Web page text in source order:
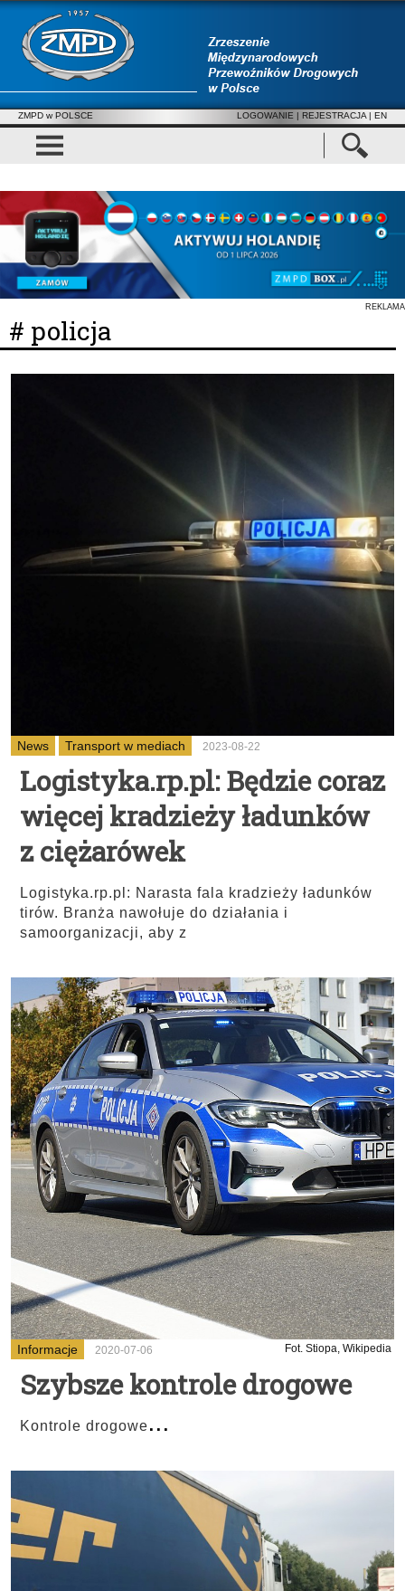
ZMPD w POLSCE LOGOWANIE | REJESTRACJA | EN
REKLAMA
# policja
News Transport w mediach 2023-08-22
Logistyka.rp.pl: Będzie coraz
więcej kradzieży ładunków
z ciężarówek
Logistyka.rp.pl: Narasta fala kradzieży ładunków
tirów. Branża nawołuje do działania i
samoorganizacji, aby z
Informacje 2020-07-06 Fot. Stiopa, Wikipedia
Szybsze kontrole drogowe
Kontrole drogowe...